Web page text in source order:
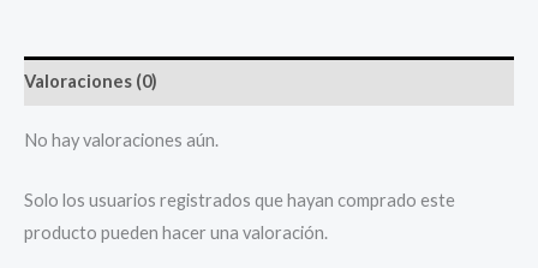
Valoraciones (0)
No hay valoraciones aún.
Solo los usuarios registrados que hayan comprado este
producto pueden hacer una valoración.